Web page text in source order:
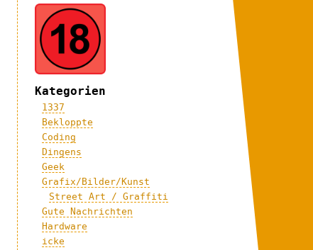
Kategorien
1337
Bekloppte
Coding
Dingens
Geek
Grafix/Bilder/Kunst
Street Art / Graffiti
Gute Nachrichten
Hardware
icke